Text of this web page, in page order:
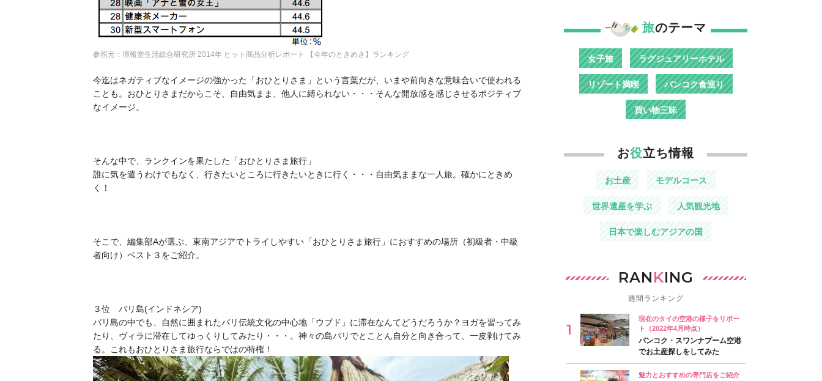
参照元：博報堂生活総合研究所 2014年 ヒット商品分析レポート 【今年のときめき】ランキング
今迄はネガティブなイメージの強かった「おひとりさま」という言葉だが、いまや前向きな意味合いで使われる
ことも。おひとりさまだからこそ、自由気まま、他人に縛られない・・・そんな開放感を感じさせるポジティブ
なイメージ。
そんな中で、ランクインを果たした「おひとりさま旅行」
誰に気を遣うわけでもなく、行きたいところに行きたいときに行く・・・自由気ままな一人旅。確かにときめ
く！
そこで、編集部Aが選ぶ、東南アジアでトライしやすい「おひとりさま旅行」におすすめの場所（初級者・中級
者向け）ベスト３をご紹介。
３位 バリ島(インドネシア)
バリ島の中でも、自然に囲まれたバリ伝統文化の中心地「ウブド」に滞在なんてどうだろうか？ヨガを習ってみ
たり、ヴィラに滞在してゆっくりしてみたり・・・。神々の島バリでとことん自分と向き合って、一皮剥けてみ
る。これもおひとりさま旅行ならではの特権！
旅のテーマ
女子旅 ラグジュアリーホテル
リゾート満喫 バンコク食巡り
買い物三昧
お役立ち情報
お土産 モデルコース
世界遺産を学ぶ 人気観光地
日本で楽しむアジアの国
RANKING
週間ランキング
現在のタイの空港の様子をリポー
ト（2022年4月時点）
バンコク・スワンナプーム空港
でお土産探しをしてみた
魅力とおすすめの専門店をご紹介